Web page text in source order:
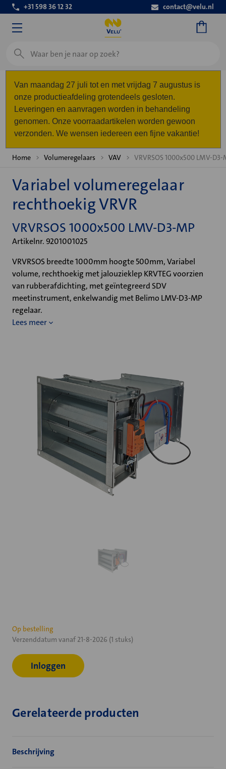
+31 598 36 12 32 contact@velu.nl
Zoeken
Van maandag 27 juli tot en met vrijdag 7 augustus is
onze productieafdeling grotendeels gesloten.
Leveringen en aanvragen worden in behandeling
genomen. Onze voorraadartikelen worden gewoon
verzonden. We wensen iedereen een fijne vakantie!
Home Volumeregelaars VAV VRVRSOS 1000x500 LMV-D3-
Variabel volumeregelaar
rechthoekig VRVR
VRVRSOS 1000x500 LMV-D3-MP
Artikelnr. 9201001025
VRVRSOS breedte 1000mm hoogte 500mm, Variabel
volume, rechthoekig met jalouzieklep KRVTEG voorzien
van rubberafdichting, met geïntegreerd SDV
meetinstrument, enkelwandig met Belimo LMV-D3-MP
regelaar.
Lees meer
Huidige
voorraad:
Op bestelling
Verzenddatum vanaf 21-8-2026 (1 stuks)
Inloggen
Gerelateerde producten
Beschrijving